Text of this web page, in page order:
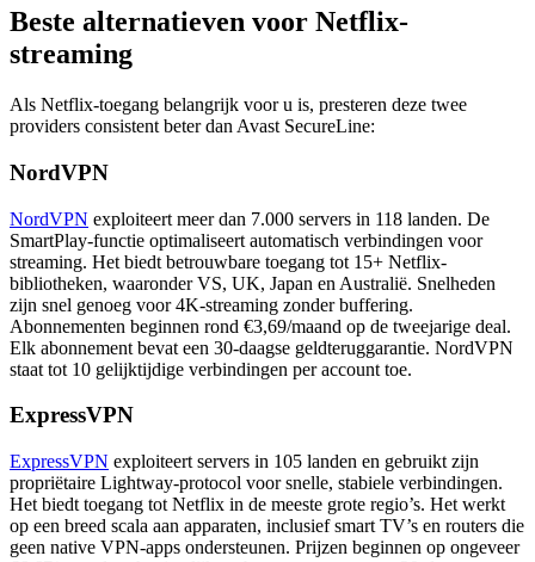
Beste alternatieven voor Netflix-
streaming
Als Netflix-toegang belangrijk voor u is, presteren deze twee
providers consistent beter dan Avast SecureLine:
NordVPN
NordVPN exploiteert meer dan 7.000 servers in 118 landen. De
SmartPlay-functie optimaliseert automatisch verbindingen voor
streaming. Het biedt betrouwbare toegang tot 15+ Netflix-
bibliotheken, waaronder VS, UK, Japan en Australië. Snelheden
zijn snel genoeg voor 4K-streaming zonder buffering.
Abonnementen beginnen rond €3,69/maand op de tweejarige deal.
Elk abonnement bevat een 30-daagse geldteruggarantie. NordVPN
staat tot 10 gelijktijdige verbindingen per account toe.
ExpressVPN
ExpressVPN exploiteert servers in 105 landen en gebruikt zijn
propriëtaire Lightway-protocol voor snelle, stabiele verbindingen.
Het biedt toegang tot Netflix in de meeste grote regio’s. Het werkt
op een breed scala aan apparaten, inclusief smart TV’s en routers die
geen native VPN-apps ondersteunen. Prijzen beginnen op ongeveer